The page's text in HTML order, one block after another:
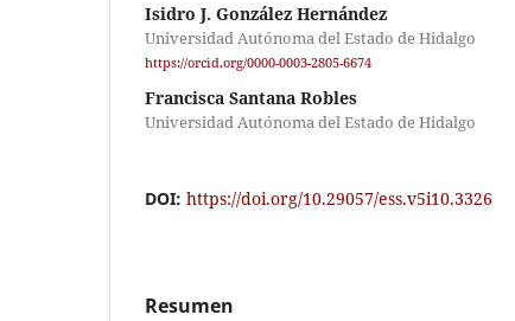
Isidro J. González Hernández
Universidad Autónoma del Estado de Hidalgo
https://orcid.org/0000-0003-2805-6674
Francisca Santana Robles
Universidad Autónoma del Estado de Hidalgo
DOI: https://doi.org/10.29057/ess.v5i10.3326
Resumen